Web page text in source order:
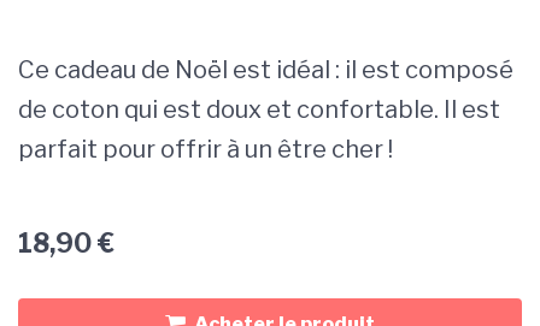
Ce cadeau de Noël est idéal : il est composé
de coton qui est doux et confortable. Il est
parfait pour offrir à un être cher !
18,90€